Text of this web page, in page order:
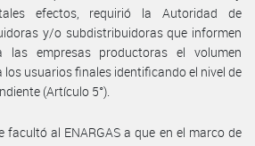
efectos, requirió la Autoridad de
y/o subdistribuidoras que informen
empresas productoras el volumen
usuarios finales identificando el nivel de
(Artículo 5°).
facultó al ENARGAS a que en el marco de